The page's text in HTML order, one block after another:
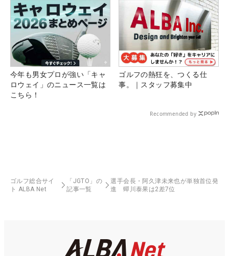
今年も男女プロが強い「キャ
ロウェイ」のニュース一覧は
こちら！
ゴルフの熱狂を、つくる仕
事。｜スタッフ募集中
Recommended by
ゴルフ総合サイ
ト ALBA Net
「JGTO」の
記事一覧
選手会長・阿久津未来也が単独首位発
進 蟬川泰果は2差7位